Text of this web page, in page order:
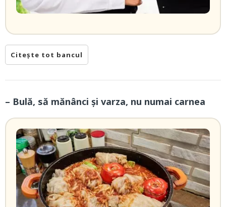
Citește tot bancul
– Bulă, să mănânci și varza, nu numai carnea